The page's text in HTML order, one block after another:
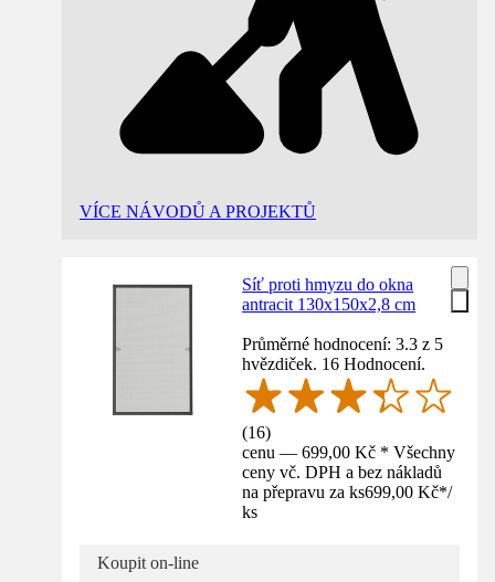
VÍCE NÁVODŮ A PROJEKTŮ
Síť proti hmyzu do okna
antracit 130x150x2,8 cm
Průměrné hodnocení: 3.3 z 5
hvězdiček. 16 Hodnocení.
(16)
cenu — 699,00 Kč * Všechny
ceny vč. DPH a bez nákladů
na přepravu za ks699,00 Kč*/
ks
Koupit on-line